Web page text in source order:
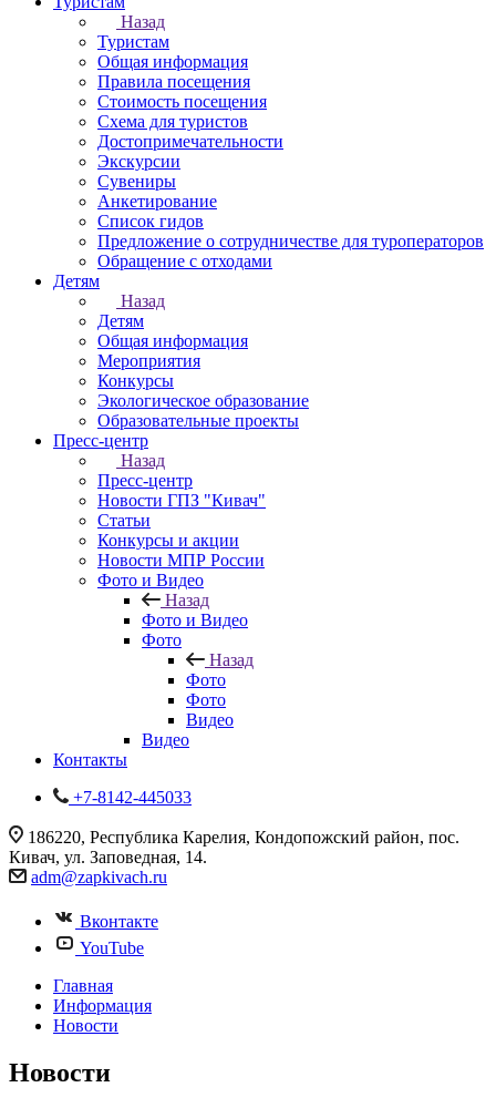
Назад
Туристам
Общая информация
Правила посещения
Стоимость посещения
Схема для туристов
Достопримечательности
Экскурсии
Сувениры
Анкетирование
Список гидов
Предложение о сотрудничестве для туроператоров
Обращение с отходами
Детям
Назад
Детям
Общая информация
Мероприятия
Конкурсы
Экологическое образование
Образовательные проекты
Пресс-центр
Назад
Пресс-центр
Новости ГПЗ "Кивач"
Статьи
Конкурсы и акции
Новости МПР России
Фото и Видео
Назад
Фото и Видео
Фото
Назад
Фото
Фото
Видео
Видео
Контакты
+7-8142-445033
186220, Республика Карелия, Кондопожский район, пос.
Кивач, ул. Заповедная, 14.
adm@zapkivach.ru
Вконтакте
YouTube
Главная
Информация
Новости
Новости